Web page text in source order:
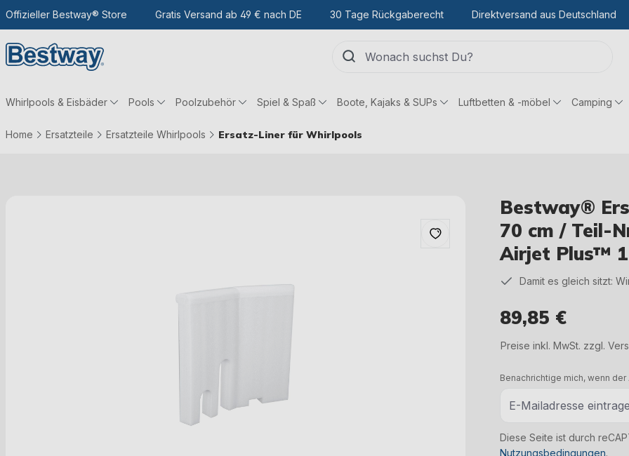
Hauptinhalt
Zur Suche
Zur Hauptnavigation
Offizieller Bestway® Store Gratis Versand ab 49 € nach DE 30 Tage Rückgaberecht Direktversand aus Deutschland
Whirlpools & Eisbäder Pools Poolzubehör Spiel & Spaß Boote, Kajaks & SUPs Luftbetten & -möbel Camping
Home Ersatzteile Ersatzteile Whirlpools Ersatz-Liner für Whirlpools
Bestway®
70 cm / Teil-
Airjet Plus™
Damit es gleich sitzt:
89,85 €
Preise inkl. MwSt. zzgl.
Benachrichtige mich, wenn
Diese Seite ist durch
Nutzungsbedingungen.